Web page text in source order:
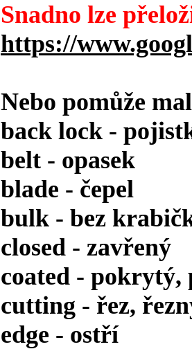
Snadno lze
https://
Nebo pomůže
back lock -
belt - opasek
blade - čepel
bulk - bez
closed - zavřený
coated - pokrytý,
cutting - řez,
edge - ostří